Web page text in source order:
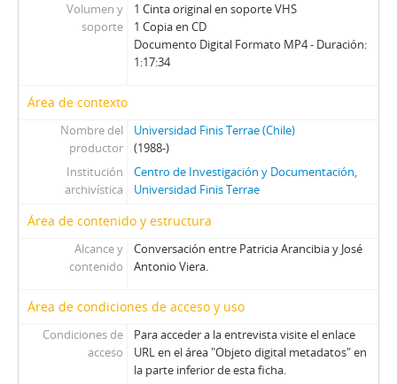
Volumen y
soporte
1 Cinta original en soporte VHS
1 Copia en CD
Documento Digital Formato MP4 - Duración:
1:17:34
Área de contexto
Nombre del
productor
Universidad Finis Terrae (Chile)
(1988-)
Institución
archivística
Centro de Investigación y Documentación,
Universidad Finis Terrae
Área de contenido y estructura
Alcance y
contenido
Conversación entre Patricia Arancibia y José
Antonio Viera.
Área de condiciones de acceso y uso
Condiciones de
acceso
Para acceder a la entrevista visite el enlace
URL en el área "Objeto digital metadatos" en
la parte inferior de esta ficha.